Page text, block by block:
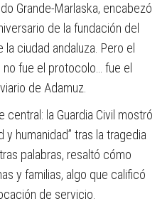
Grande-Marlaska, encabezó
de la fundación del
ciudad andaluza. Pero el
fue el protocolo… fue el
de Adamuz.
central: la Guardia Civil mostró
y humanidad” tras la tragedia
palabras, resaltó cómo
y familias, algo que calificó
de servicio.